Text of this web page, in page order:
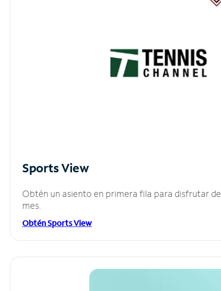
Sports View
Obtén un asiento en primera fila para disfrutar
mes.
Obtén Sports View